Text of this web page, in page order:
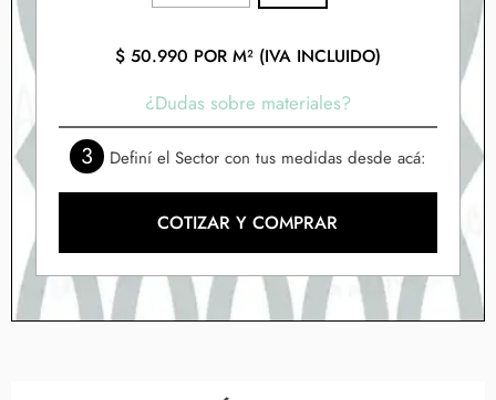
$50.990 POR M² (IVA INCLUIDO)
¿Dudas sobre materiales?
3 Definí el Sector con tus medidas desde acá:
COTIZAR Y COMPRAR